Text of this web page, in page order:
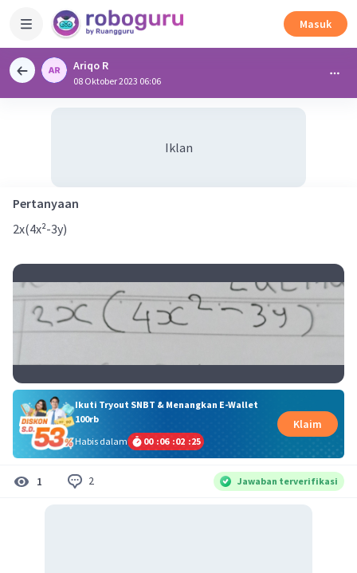
Masuk
Ariqo R
08 Oktober 2023 06:06
Iklan
Pertanyaan
2x(4x²-3y)
Ikuti Tryout SNBT & Menangkan E-Wallet
100rb
Habis dalam
00 :06 :02 :24
Klaim
1 2 Jawaban terverifikasi